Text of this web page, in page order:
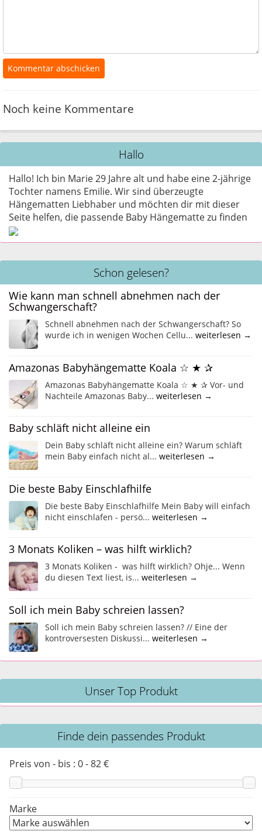
Noch keine Kommentare
Hallo
Hallo! Ich bin Marie 29 Jahre alt und habe eine 2-jährige
Tochter namens Emilie. Wir sind überzeugte
Hängematten Liebhaber und möchten dir mit dieser
Seite helfen, die passende Baby Hängematte zu finden
Schon gelesen?
Wie kann man schnell abnehmen nach der
Schwangerschaft?
Schnell abnehmen nach der Schwangerschaft? So
wurde ich in wenigen Wochen Cellu... weiterlesen →
Amazonas Babyhängematte Koala ☆ ★ ✰
Amazonas Babyhängematte Koala ☆ ★ ✰ Vor- und
Nachteile Amazonas Baby... weiterlesen →
Baby schläft nicht alleine ein
Dein Baby schläft nicht alleine ein? Warum schläft
mein Baby einfach nicht al... weiterlesen →
Die beste Baby Einschlafhilfe
Die beste Baby Einschlafhilfe Mein Baby will einfach
nicht einschlafen - persö... weiterlesen →
3 Monats Koliken – was hilft wirklich?
3 Monats Koliken - was hilft wirklich? Ohje... Wenn
du diesen Text liest, is... weiterlesen →
Soll ich mein Baby schreien lassen?
Soll ich mein Baby schreien lassen? // Eine der
kontroversesten Diskussi... weiterlesen →
Unser Top Produkt
Finde dein passendes Produkt
Preis von - bis : 0-82€
Marke